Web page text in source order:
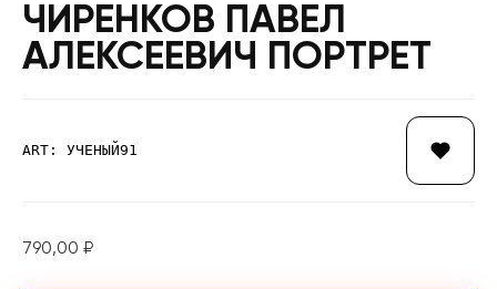
ЧИРЕНКОВ ПАВЕЛ
АЛЕКСЕЕВИЧ ПОРТРЕТ
ART: УЧЕНЫЙ91
790,00 ₽